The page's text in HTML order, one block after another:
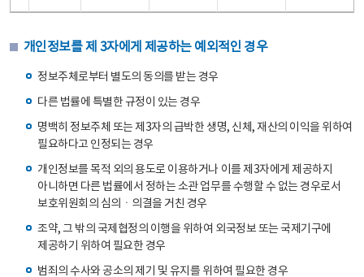
개인정보를 제 3자에게 제공하는 예외적인 경우
정보주체로부터 별도의 동의를 받는 경우
다른 법률에 특별한 규정이 있는 경우
명백히 정보주체 또는 제3자의 급박한 생명, 신체, 재산의 이익을 위하여
필요하다고 인정되는 경우
개인정보를 목적 외의 용도로 이용하거나 이를 제3자에게 제공하지
아니하면 다른 법률에서 정하는 소관 업무를 수행할 수 없는 경우로서
보호위원회의 심의ㆍ의결을 거친 경우
조약, 그 밖의 국제협정의 이행을 위하여 외국정보 또는 국제기구에
제공하기 위하여 필요한 경우
범죄의 수사와 공소의 제기 및 유지를 위하여 필요한 경우